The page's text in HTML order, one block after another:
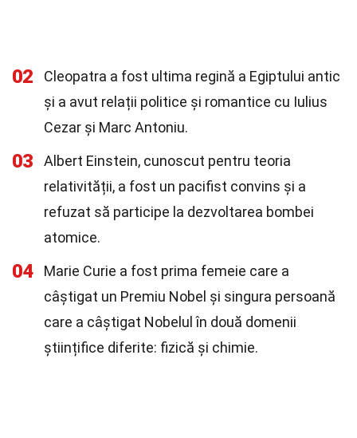
02
Cleopatra a fost ultima regină a Egiptului antic
și a avut relații politice și romantice cu Iulius
Cezar și Marc Antoniu.
03
Albert Einstein, cunoscut pentru teoria
relativității, a fost un pacifist convins și a
refuzat să participe la dezvoltarea bombei
atomice.
04
Marie Curie a fost prima femeie care a
câștigat un Premiu Nobel și singura persoană
care a câștigat Nobelul în două domenii
științifice diferite: fizică și chimie.